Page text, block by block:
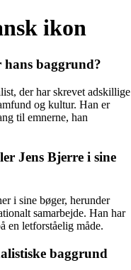
ikon
hans baggrund?
der har skrevet adskillige
og kultur. Han er
til emnerne, han
Jens Bjerre i sine
i sine bøger, herunder
samarbejde. Han har
en letforståelig måde.
baggrund